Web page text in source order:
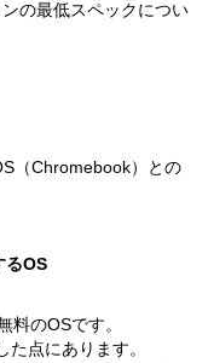
の最低スペックについ
（Chromebook）との
るOS
料のOSです。
点にあります。